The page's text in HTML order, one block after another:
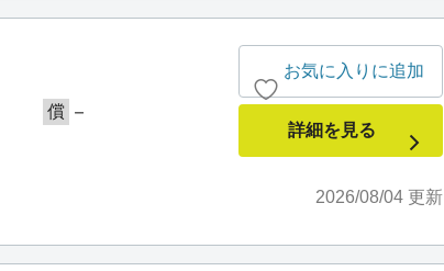
償 －
2026/08/04 更新
お気に入りに追加
詳細を見る